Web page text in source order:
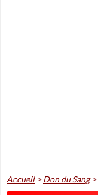
Accueil>Don du Sang>